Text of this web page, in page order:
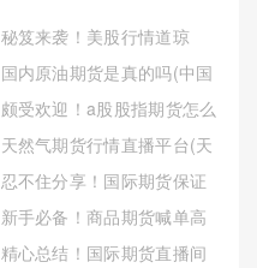
秘笈来袭！美股行情道琼
斯：市场波动与未来展望
国内原油期货是真的吗(中国
原油期货市场现在怎样)
颇受欢迎！a股股指期货怎么
开通(股票市场价格)
天然气期货行情直播平台(天
然气期货行情直播平台有哪
些)
忍不住分享！国际期货保证
金怎么交易（为投资者提供
更加安全和便捷的交易环
境）
新手必备！商品期货喊单高
手：揭秘市场制胜之道
精心总结！国际期货直播间